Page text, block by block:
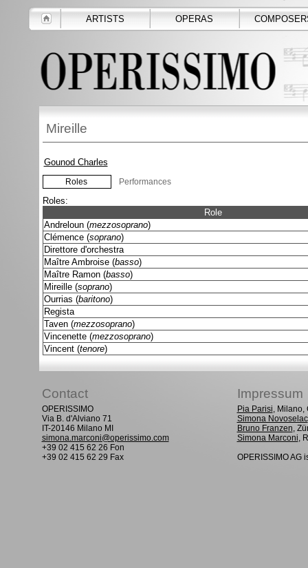
ARTISTS OPERAS
Mireille
Gounod Charles
Roles Performances
Roles:
Role
Andreloun (mezzosoprano)
Clémence (soprano)
Direttore d'orchestra
Maître Ambroise (basso)
Maître Ramon (basso)
Mireille (soprano)
Ourrias (baritono)
Regista
Taven (mezzosoprano)
Vincenette (mezzosoprano)
Vincent (tenore)
Contact Impressum
OPERISSIMO
Via B. d'Alviano 71
IT-20146 Milano MI
simona.marconi@operissimo.com
+39 02 415 62 26 Fon
+39 02 415 62 29 Fax
Pia Parisi, Milano,
Simona Novoselac
Bruno Franzen,
Simona Marconi,
OPERISSIMO AG